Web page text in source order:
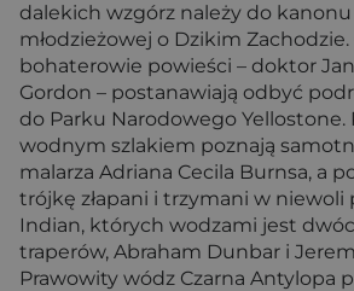
dalekich wzgórz należy do
młodzieżowej o Dzikim
bohaterowie powieści – doktor
Gordon – postanawiają odbyć
do Parku Narodowego Yellostone.
wodnym szlakiem poznają
malarza Adriana Cecila Burnsa, a
trójkę złapani i trzymani w niewoli
Indian, których wodzami jest
traperów, Abraham Dunbar i
Prawowity wódz Czarna Antylopa